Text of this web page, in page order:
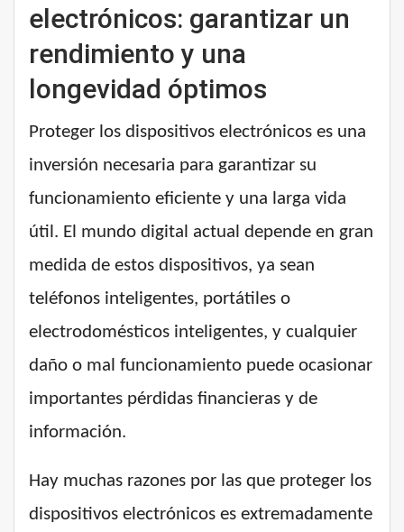
electrónicos: garantizar un
rendimiento y una
longevidad óptimos
Proteger los dispositivos electrónicos es una
inversión necesaria para garantizar su
funcionamiento eficiente y una larga vida
útil. El mundo digital actual depende en gran
medida de estos dispositivos, ya sean
teléfonos inteligentes, portátiles o
electrodomésticos inteligentes, y cualquier
daño o mal funcionamiento puede ocasionar
importantes pérdidas financieras y de
información.
Hay muchas razones por las que proteger los
dispositivos electrónicos es extremadamente